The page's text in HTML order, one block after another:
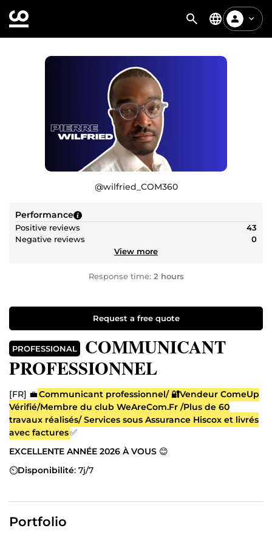
@wilfried_COM360
Performance
Positive reviews
43
Negative reviews
0
View more
Response time: 2 hours
Request a free quote
PROFESSIONAL
COMMUNICANT
PROFESSIONNEL
[FR] 💼Communicant professionnel/ 🔐Vendeur ComeUp
Vérifié/Membre du club WeAreCom.Fr /Plus de 60
travaux réalisés/ Services sous Assurance Hiscox et livrés
avec factures✅
EXCELLENTE ANNÉE 2026 À VOUS 😊
⏲️Disponibilité: 7j/7
INVEST • Dermo Advanced • Lions Club International.
🎯Votre vision, ma stratégie : l'art de communiquer pour
Portfolio